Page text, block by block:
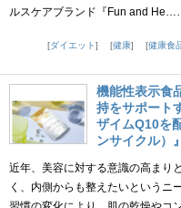
ルスケアブランド『Fun and
ダイエット
健康 健康食
機能性表示食
持をサポート
ザイムQ10を
ンサイクル）
近年、美容に対する意識の高まり
く、内側からも整えたいというニ